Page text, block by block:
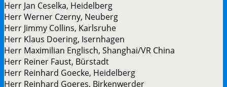
Herr Jan Ceselka, Heidelberg
Herr Werner Czerny, Neuberg
Herr Jimmy Collins, Karlsruhe
Herr Klaus Doering, Isernhagen
Herr Maximilian Englisch, Shanghai/VR China
Herr Reiner Faust, Bürstadt
Herr Reinhard Goecke, Heidelberg
Herr Reinhard Goeres, Birkenwerder